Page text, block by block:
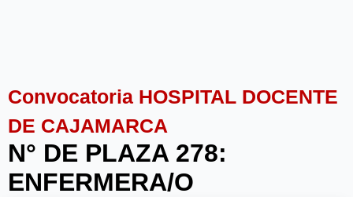
Convocatoria HOSPITAL DOCENTE
DE CAJAMARCA
N° DE PLAZA 278:
ENFERMERA/O